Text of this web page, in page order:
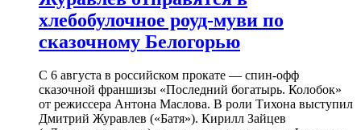
хлебобулочное роуд-муви по
сказочному Белогорью
С 6 августа в российском прокате — спин-офф
сказочной франшизы «Последний богатырь. Колобок»
от режиссера Антона Маслова. В роли Тихона выступил
Дмитрий Журавлев («Батя»). Кирилл Зайцев